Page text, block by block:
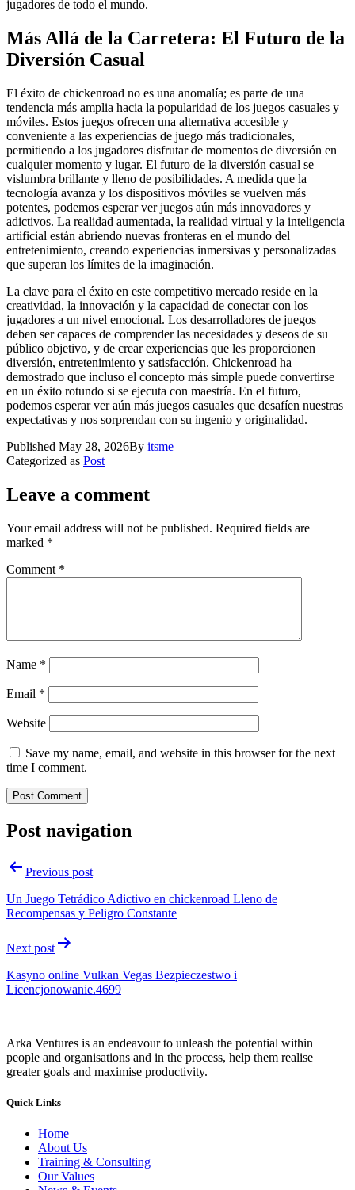
jugadores de todo el mundo.
Más Allá de la Carretera: El Futuro de la
Diversión Casual
El éxito de chickenroad no es una anomalía; es parte de una
tendencia más amplia hacia la popularidad de los juegos casuales y
móviles. Estos juegos ofrecen una alternativa accesible y
conveniente a las experiencias de juego más tradicionales,
permitiendo a los jugadores disfrutar de momentos de diversión en
cualquier momento y lugar. El futuro de la diversión casual se
vislumbra brillante y lleno de posibilidades. A medida que la
tecnología avanza y los dispositivos móviles se vuelven más
potentes, podemos esperar ver juegos aún más innovadores y
adictivos. La realidad aumentada, la realidad virtual y la inteligencia
artificial están abriendo nuevas fronteras en el mundo del
entretenimiento, creando experiencias inmersivas y personalizadas
que superan los límites de la imaginación.
La clave para el éxito en este competitivo mercado reside en la
creatividad, la innovación y la capacidad de conectar con los
jugadores a un nivel emocional. Los desarrolladores de juegos
deben ser capaces de comprender las necesidades y deseos de su
público objetivo, y de crear experiencias que les proporcionen
diversión, entretenimiento y satisfacción. Chickenroad ha
demostrado que incluso el concepto más simple puede convertirse
en un éxito rotundo si se ejecuta con maestría. En el futuro,
podemos esperar ver aún más juegos casuales que desafíen nuestras
expectativas y nos sorprendan con su ingenio y originalidad.
Published May 28, 2026By itsme
Categorized as Post
Leave a comment
Your email address will not be published. Required fields are
marked *
Comment *
Name *
Email *
Website
Save my name, email, and website in this browser for the next
time I comment.
Post navigation
Previous post
Un Juego Tetrádico Adictivo en chickenroad Lleno de
Recompensas y Peligro Constante
Next post
Kasyno online Vulkan Vegas Bezpieczestwo i
Licencjonowanie.4699
Arka Ventures is an endeavour to unleash the potential within
people and organisations and in the process, help them realise
greater goals and maximise productivity.
Quick Links
Home
About Us
Training & Consulting
Our Values